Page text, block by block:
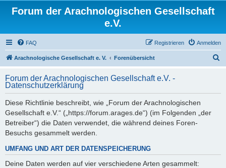
Forum der Arachnologischen Gesellschaft
e.V.
FAQ Anmelden
Registrieren
Arachnologische Gesellschaft e. V. Forenübersicht
h
Forum der Arachnologischen Gesellschaft e.V. -
Datenschutzerklärung
Diese Richtlinie beschreibt, wie „Forum der Arachnologischen
Gesellschaft e.V.“ („https://forum.arages.de“) (im Folgenden „der
Betreiber“) die Daten verwendet, die während deines Foren-
Besuchs gesammelt werden.
UMFANG UND ART DER DATENSPEICHERUNG
Deine Daten werden auf vier verschiedene Arten gesammelt: